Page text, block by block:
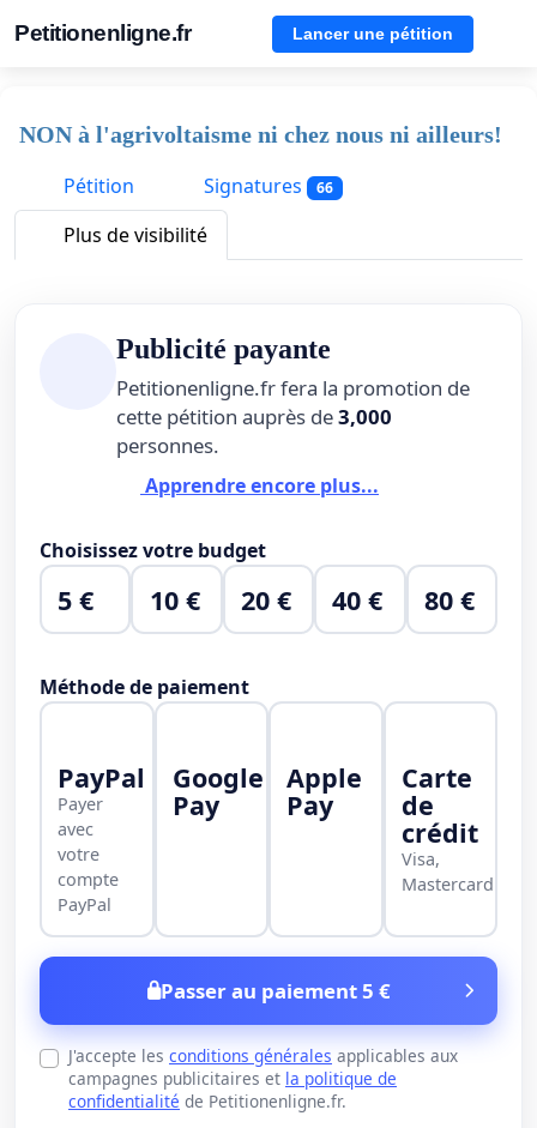
Petitionenligne.fr Lancer une pétition
NON à l'agrivoltaisme ni chez nous ni ailleurs!
Pétition
Signatures 66
Plus de visibilité
Publicité payante
Petitionenligne.fr fera la promotion de
cette pétition auprès de3,000
personnes.
Apprendre encore plus...
Choisissez votre budget
5 € 10 € 20 € 40 € 80 €
Méthode de paiement
PayPal
Payer
avec
votre
compte
PayPal
Google
Pay
Apple
Pay
Carte
de
crédit
Visa,
Mastercard
Passer au paiement 5 €
J'accepte les conditions générales applicables aux
campagnes publicitaires et la politique de
confidentialité de Petitionenligne.fr.